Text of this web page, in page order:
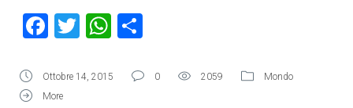
Facebook
TwitterWhatsApp
Ottobre 14, 2015 0 2059
Mondo
More